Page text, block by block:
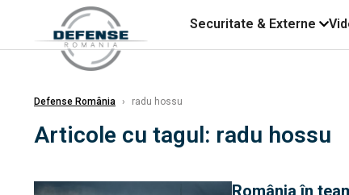
Securitate & Externe
Defense România › radu hossu
Articole cu tagul: radu hossu
România în